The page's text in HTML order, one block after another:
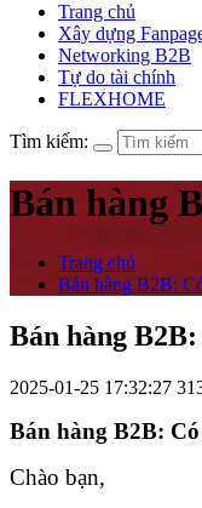
Trang chủ
Xây dựng
Networking B2B
Tự do tài chính
FLEXHOME
Tìm kiếm:
Bán hàng
Trang chủ
Bán hàng B2B:
Bán hàng
2025-01-25 17:32:27
Bán hàng B2B:
Chào bạn,